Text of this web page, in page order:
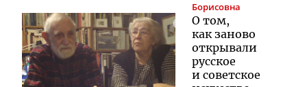
Борисовна
О том,
как заново
открывали
русское
и советское